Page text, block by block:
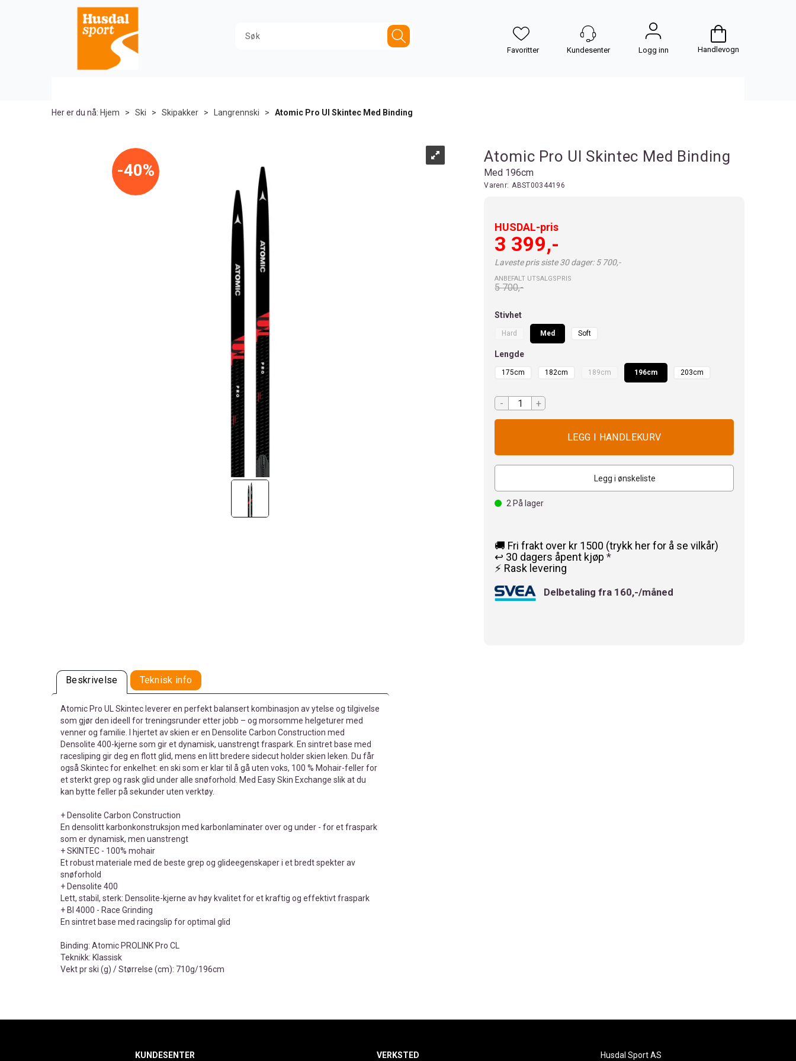
Logg inn Handlevogn
Her er du nå: Hjem > Ski > Skipakker > Langrennski > Atomic Pro Ul Skintec Med Binding
40%
Atomic Pro Ul Skintec Med Binding
Med 196cm
Varenr: ABST00344196
HUSDAL-pris
3 399,-
Laveste pris siste 30 dager: 5 700,-
ANBEFALT UTSALGSPRIS
5 700,-
Stivhet
Hard Med Soft
Lengde
175cm 182cm 189cm 196cm 203cm
- +
Legg i ønskeliste
2 På lager
🚚 Fri frakt over kr 1500 (trykk her for å se vilkår)
↩️ 30 dagers åpent kjøp*
⚡ Rask levering
Delbetaling fra 160,-/måned
Beskrivelse Teknisk info
Atomic Pro UL Skintec leverer en perfekt balansert kombinasjon av ytelse og tilgivelse
som gjør den ideell for treningsrunder etter jobb – og morsomme helgeturer med
venner og familie. I hjertet av skien er en Densolite Carbon Construction med
Densolite 400-kjerne som gir et dynamisk, uanstrengt fraspark. En sintret base med
racesliping gir deg en flott glid, mens en litt bredere sidecut holder skien leken. Du får
også Skintec for enkelhet: en ski som er klar til å gå uten voks, 100 % Mohair-feller for
et sterkt grep og rask glid under alle snøforhold. Med Easy Skin Exchange slik at du
kan bytte feller på sekunder uten verktøy.
+ Densolite Carbon Construction
En densolitt karbonkonstruksjon med karbonlaminater over og under - for et fraspark
som er dynamisk, men uanstrengt
+ SKINTEC - 100% mohair
Et robust materiale med de beste grep og glideegenskaper i et bredt spekter av
snøforhold
+ Densolite 400
Lett, stabil, sterk: Densolite-kjerne av høy kvalitet for et kraftig og effektivt fraspark
+ BI 4000 - Race Grinding
En sintret base med racingslip for optimal glid
Binding: Atomic PROLINK Pro CL
Teknikk: Klassisk
Vekt pr ski (g) / Størrelse (cm): 710g/196cm
KUNDESENTER VERKSTED Husdal Sport AS